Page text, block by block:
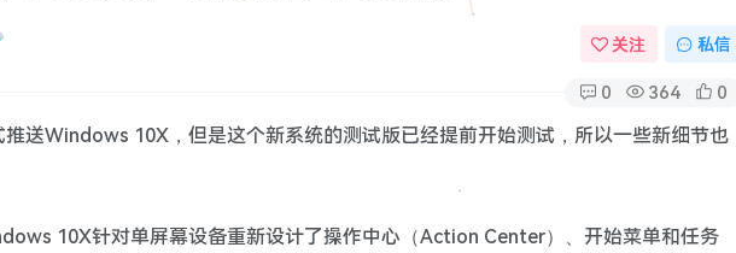
关注 私信
0 364 0
推送Windows 10X，但是这个新系统的测试版已经提前开始测试，所以一些新细节也
10X针对单屏幕设备重新设计了操作中心（Action Center）、开始菜单和任务